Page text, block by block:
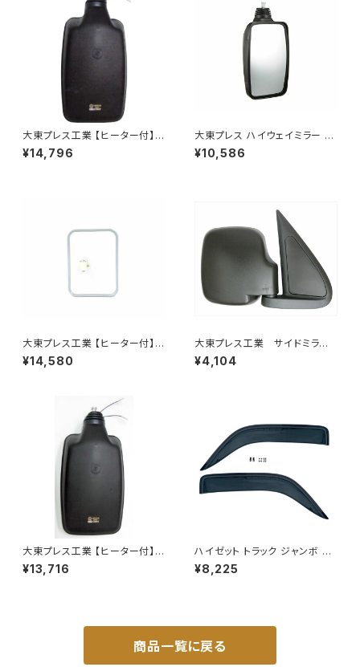
大東プレス工業 【ヒーター付】ハ
イウェイミラー ヒーター付 80
¥14,796
大東プレス ハイウェイミラー 10
00R DI-6121AXY
¥10,586
大東プレス工業 【ヒーター付】
サイドミラー/バックミラー トレ
¥14,580
大東プレス工業 サイドミラー/
バックミラダイハツ ハイゼッ
ト 右 99年～ DI-646
¥4,104
大東プレス工業 【ヒーター付】
ハイウェイミラー R1000 326×
206 リモコン無 ヒーター付 DI-
¥13,716
ハイゼット トラック ジャンボ S5
00P S510P S500 S510 系 ワ
イド ドアバイザー止め具付ピク
¥8,225
商品一覧に戻る